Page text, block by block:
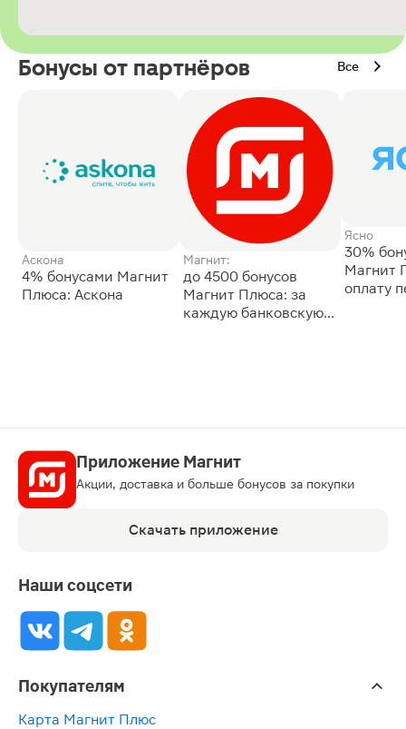
Бонусы от партнёров Все
Аскона
4% бонусами Магнит
Плюса: Аскона
Магнит:
до 4500 бонусов
Магнит Плюса: за
каждую банковскую
Ясно
30%
Магнит
оплату
Приложение Магнит
Акции, доставка и больше бонусов за покупки
Скачать приложение
Наши соцсети
Покупателям
Карта Магнит Плюс